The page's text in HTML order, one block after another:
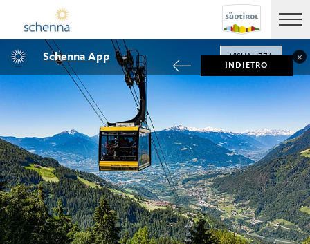
INDIETRO
Schenna App VISUALIZZA